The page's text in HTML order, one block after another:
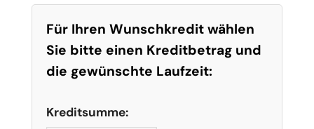
Für Ihren Wunschkredit wählen
Sie bitte einen Kreditbetrag und
die gewünschte Laufzeit:
Kreditsumme: